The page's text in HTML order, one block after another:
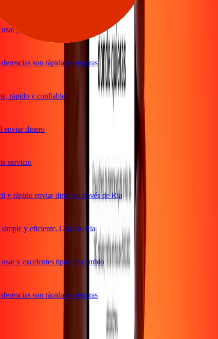
y excelentes tipos de cambio
son rápidas y seguras
rápido y confiable
dinero
servicio
rápido enviar dinero a través de Ria
y eficiente. Gracias Ria
y excelentes tipos de cambio
son rápidas y seguras